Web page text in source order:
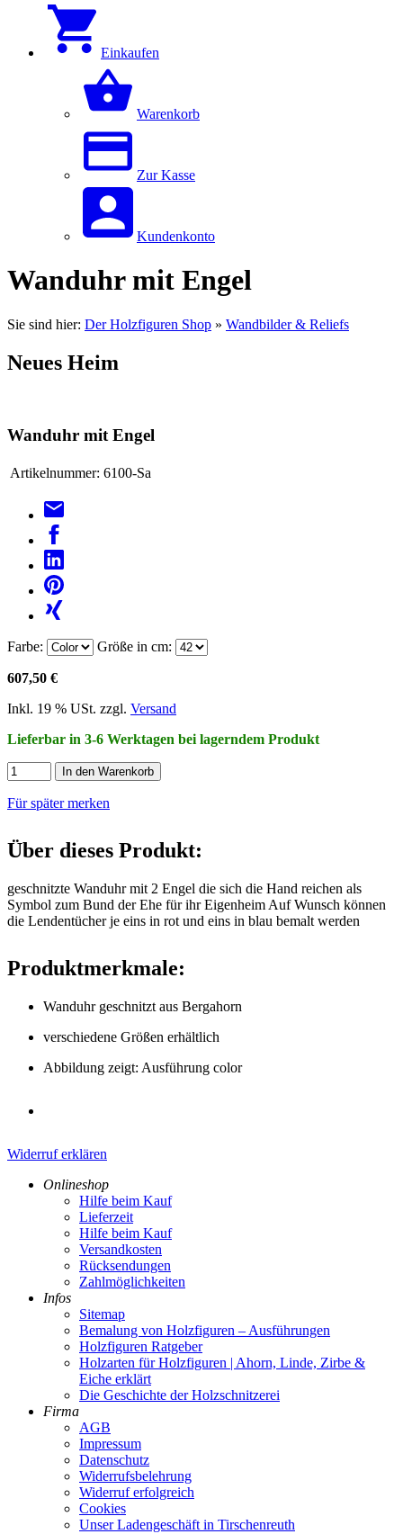
Einkaufen
Warenkorb
Zur Kasse
Kundenkonto
Wanduhr mit Engel
Sie sind hier: Der Holzfiguren Shop » Wandbilder & Reliefs
Neues Heim
Wanduhr mit Engel
Artikelnummer: 6100-Sa
Farbe: Größe in cm:
607,50 €
Inkl. 19 % USt. zzgl. Versand
Lieferbar in 3-6 Werktagen bei lagerndem Produkt
In den Warenkorb
Für später merken
Über dieses Produkt:
geschnitzte Wanduhr mit 2 Engel die sich die Hand reichen als
Symbol zum Bund der Ehe für ihr Eigenheim Auf Wunsch können
die Lendentücher je eins in rot und eins in blau bemalt werden
Produktmerkmale:
Wanduhr geschnitzt aus Bergahorn
verschiedene Größen erhältlich
Abbildung zeigt: Ausführung color
Widerruf erklären
Onlineshop
Hilfe beim Kauf
Lieferzeit
Hilfe beim Kauf
Versandkosten
Rücksendungen
Zahlmöglichkeiten
Infos
Sitemap
Bemalung von Holzfiguren – Ausführungen
Holzfiguren Ratgeber
Holzarten für Holzfiguren | Ahorn, Linde, Zirbe &
Eiche erklärt
Die Geschichte der Holzschnitzerei
Firma
AGB
Impressum
Datenschutz
Widerrufsbelehrung
Widerruf erfolgreich
Cookies
Unser Ladengeschäft in Tirschenreuth